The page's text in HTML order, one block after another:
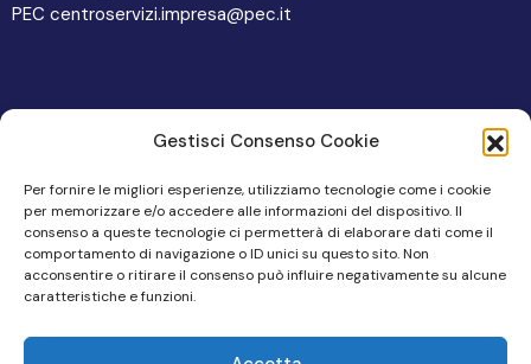
Gestisci Consenso Cookie
Per fornire le migliori esperienze, utilizziamo tecnologie come i cookie
per memorizzare e/o accedere alle informazioni del dispositivo. Il
consenso a queste tecnologie ci permetterà di elaborare dati come il
comportamento di navigazione o ID unici su questo sito. Non
acconsentire o ritirare il consenso può influire negativamente su alcune
caratteristiche e funzioni.
PEC centroservizi.impresa@pec.it
Altre pagine
Area Riservata
Cookie Policy